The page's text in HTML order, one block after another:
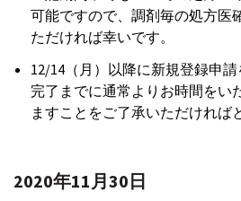
可能ですので、調剤毎の処方医
ただければ幸いです。
12/14（月）以降に新規登録申
完了までに通常よりお時間をい
ますことをご了承いただければ
2020年11月30日